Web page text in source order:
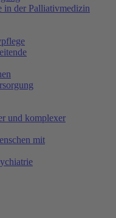
in der Palliativmedizin
und komplexer
mit